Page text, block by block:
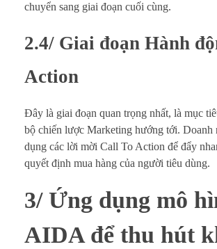
chuyển sang giai đoạn cuối cùng.
2.4/ Giai đoạn Hành
Action
Đây là giai đoạn quan trọng nhất, là mục
bộ chiến lược Marketing hướng tới. Doanh
dụng các lời mời Call To Action để đẩy
quyết định mua hàng của người tiêu dùng.
3/ Ứng dụng mô
AIDA để thu hút